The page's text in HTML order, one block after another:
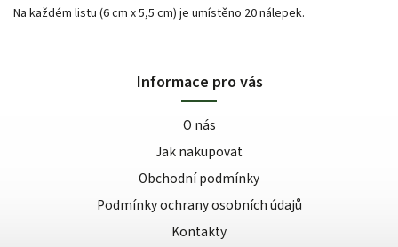
Na každém listu (6 cm x 5,5 cm) je umístěno 20 nálepek.
Informace pro vás
O nás
Jak nakupovat
Obchodní podmínky
Podmínky ochrany osobních údajů
Kontakty